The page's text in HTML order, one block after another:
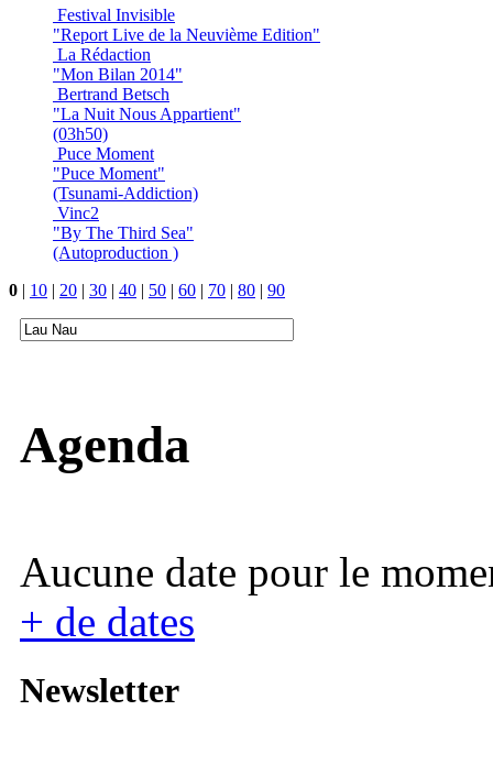
Festival Invisible
"Report Live de la Neuvième Edition"
La Rédaction
"Mon Bilan 2014"
Bertrand Betsch
"La Nuit Nous Appartient"
(03h50)
Puce Moment
"Puce Moment"
(Tsunami-Addiction)
Vinc2
"By The Third Sea"
(Autoproduction )
0 | 10 | 20 | 30 | 40 | 50 | 60 | 70 | 80 | 90
Agenda
Aucune date pour le
+ de dates
Newsletter